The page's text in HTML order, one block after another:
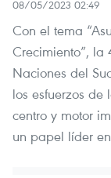
08/05/2023 02:49
Con el tema
Crecimiento”,
Naciones del
los esfuerzos
centro y motor
un papel líder